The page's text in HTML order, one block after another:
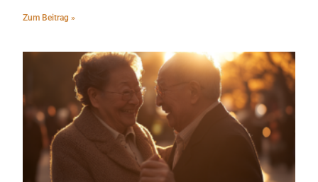
Zum Beitrag »